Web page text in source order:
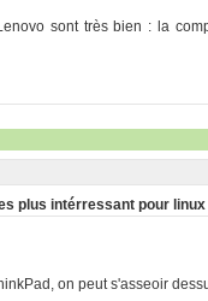
sont très bien : la
plus intérressant pour linux
on peut s'asseoir